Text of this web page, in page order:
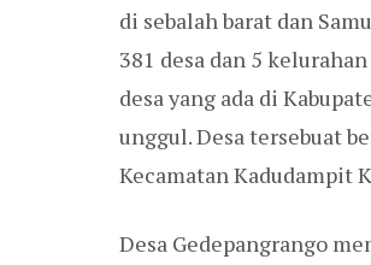
di sebalah barat dan
381 desa dan 5
desa yang ada di
unggul. Desa tersebuat
Kecamatan Kadudampit
Desa Gedepangrango